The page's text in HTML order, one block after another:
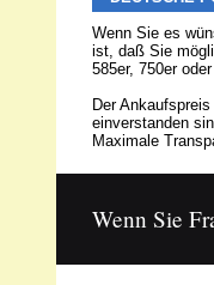
Wenn Sie es
ist, daß Sie
585er, 750er
Der
einverstanden
Maximale
Wenn Sie